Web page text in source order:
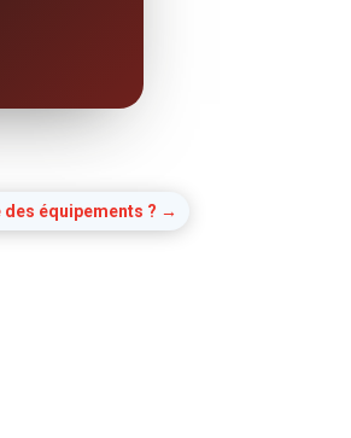
des équipements ? →